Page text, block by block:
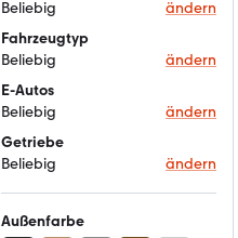
Beliebig
ändern
Fahrzeugtyp
Beliebig
ändern
E-Autos
Beliebig
ändern
Getriebe
Beliebig
ändern
Außenfarbe